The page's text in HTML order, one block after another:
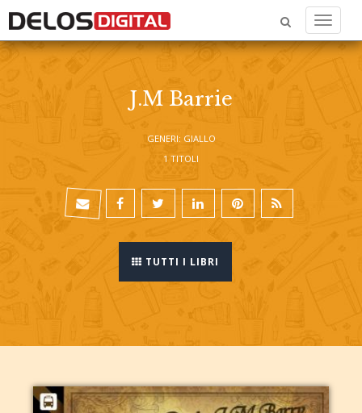
Menu
J.M Barrie
GENERI: GIALLO
1 TITOLI
TUTTI I LIBRI